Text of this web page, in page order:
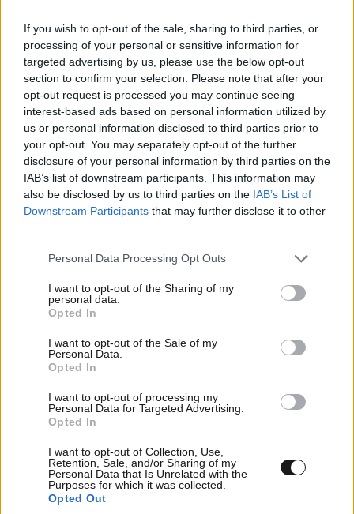
If you wish to opt-out of the sale, sharing to third parties, or
processing of your personal or sensitive information for
targeted advertising by us, please use the below opt-out
section to confirm your selection. Please note that after your
opt-out request is processed you may continue seeing
interest-based ads based on personal information utilized by
us or personal information disclosed to third parties prior to
your opt-out. You may separately opt-out of the further
disclosure of your personal information by third parties on the
IAB’s list of downstream participants. This information may
also be disclosed by us to third parties on the IAB’s List of
Downstream Participants that may further disclose it to other
Please note that this website/app uses one or more Google
not limited to your visit or usage behaviour. You may click to
grant or deny consent to Google and its third-party tags to
use your data for below specified purposes in below Google
consent section.
Personal Data Processing Opt Outs
I want to opt-out of the Sharing of my
personal data.
Opted In
I want to opt-out of the Sale of my
Personal Data.
Opted In
I want to opt-out of processing my
Personal Data for Targeted Advertising.
Opted In
I want to opt-out of Collection, Use,
Retention, Sale, and/or Sharing of my
Personal Data that Is Unrelated with the
Purposes for which it was collected.
Opted Out
LIFESTYLE 08·08·2026 09:01
Νία Βαρντάλος – Σπύρος Κατσαγάνης: Μια
σχέση που θυμίζει σενάριο ταινίας και μετρά
πάνω από τέσσερα χρόνια